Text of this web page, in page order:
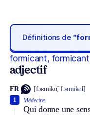
Définitions de
formicant,
adjectif
FR [fɔʀmikɑ̃, fɔʀmikɑ̃t]
Médecine.
Qui donne une
1